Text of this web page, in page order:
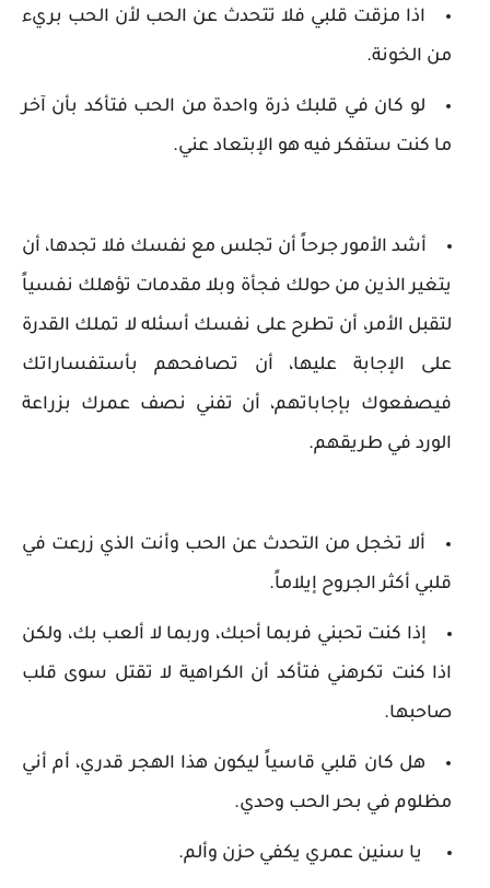
اذا مزقت قلبي فلا تتحدث عن الحب لأن الحب بريء
من الخونة.
لو كان في قلبك ذرة واحدة من الحب فتأكد بأن آخر
ما كنت ستفكر فيه هو الإبتعاد عني.
أشد الأمور جرحاً أن تجلس مع نفسك فلا تجدها، أن
يتغير الذين من حولك فجأة وبلا مقدمات تؤهلك نفسياً
لتقبل الأمر، أن تطرح على نفسك أسئله لا تملك القدرة
على الإجابة عليها، أن تصافحهم بأستفساراتك
فيصفعوك بإجاباتهم، أن تفني نصف عمرك بزراعة
الورد في طريقهم.
ألا تخجل من التحدث عن الحب وأنت الذي زرعت في
قلبي أكثر الجروح إيلاماً.
إذا كنت تحبني فربما أحبك، وربما لا ألعب بك، ولكن
اذا كنت تكرهني فتأكد أن الكراهية لا تقتل سوى قلب
صاحبها.
هل كان قلبي قاسياً ليكون هذا الهجر قدري، أم أني
مظلوم في بحر الحب وحدي.
يا سنين عمري يكفي حزن وألم.